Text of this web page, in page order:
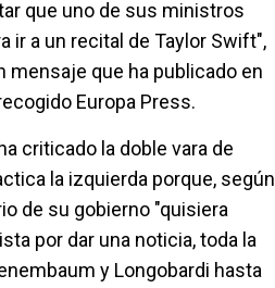
que uno de sus ministros
ir a un recital de Taylor Swift",
mensaje que ha publicado en
Europa Press.
criticado la doble vara de
la izquierda porque, según
de su gobierno "quisiera
por dar una noticia, toda la
y Longobardi hasta